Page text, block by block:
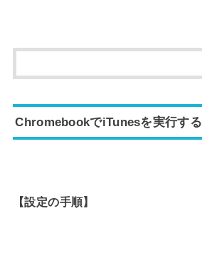
ChromebookでiTunesを実行する
【設定の手順】